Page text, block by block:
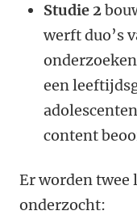
Studie 2
werft duo’s
een
content
Er worden
onderzocht: